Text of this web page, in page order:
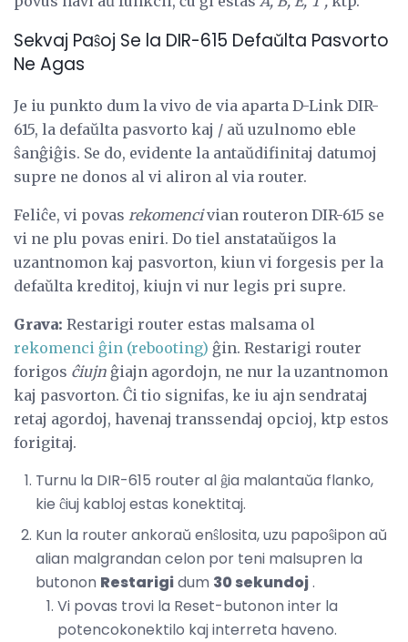
Sekvaj Paŝoj Se la DIR-615 Defaŭlta Pasvorto
Ne Agas
Je iu punkto dum la vivo de via aparta D-Link DIR-
615, la defaŭlta pasvorto kaj / aŭ uzulnomo eble
ŝanĝiĝis. Se do, evidente la antaŭdifinitaj datumoj
supre ne donos al vi aliron al via router.
Feliĉe, vi povas rekomencivian routeron DIR-615 se
vi ne plu povas eniri. Do tiel anstataŭigos la
uzantnomon kaj pasvorton, kiun vi forgesis per la
defaŭlta kreditoj, kiujn vi nur legis pri supre.
Grava: Restarigi router estas malsama ol
rekomenci ĝin (rebooting) ĝin. Restarigi router
forigos ĉiujn ĝiajn agordojn, ne nur la uzantnomon
kaj pasvorton. Ĉi tio signifas, ke iu ajn sendrataj
retaj agordoj, havenaj transsendaj opcioj, ktp estos
forigitaj.
Turnu la DIR-615 router al ĝia malantaŭa flanko,
kie ĉiuj kabloj estas konektitaj.
Kun la router ankoraŭ enŝlosita, uzu papoŝipon aŭ
alian malgrandan celon por teni malsupren la
butonon Restarigidum 30 sekundoj.
Vi povas trovi la Reset-butonon inter la
potencokonektilo kaj interreta haveno.